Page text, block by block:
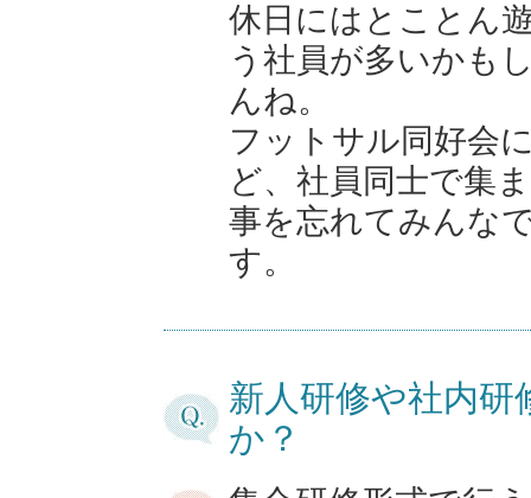
休日にはとことん
う社員が多いかも
んね。
フットサル同好会
ど、社員同士で集
事を忘れてみんな
す。
新人研修や社内
か？